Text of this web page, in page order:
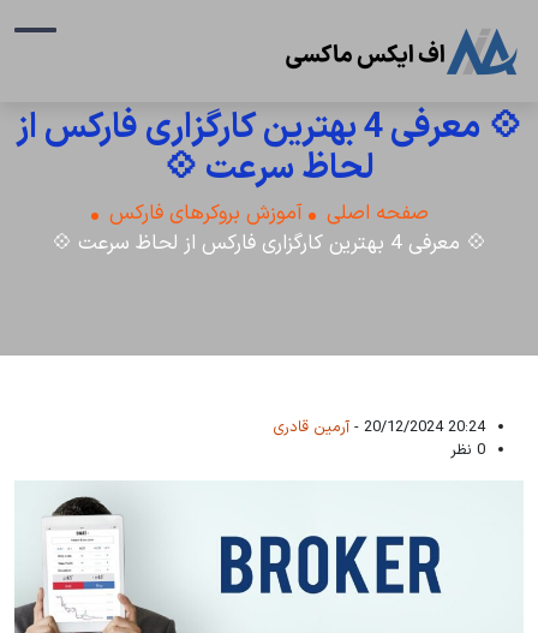
💠 معرفی 4 بهترین کارگزاری فارکس از
لحاظ سرعت 💠
صفحه اصلی
آموزش بروکرهای فارکس
💠 معرفی 4 بهترین کارگزاری فارکس از لحاظ سرعت 💠
20:24 20/12/2024 -
آرمین قادری
0 نظر